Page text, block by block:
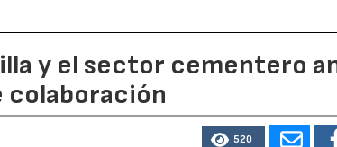
y el sector cementero
colaboración
520